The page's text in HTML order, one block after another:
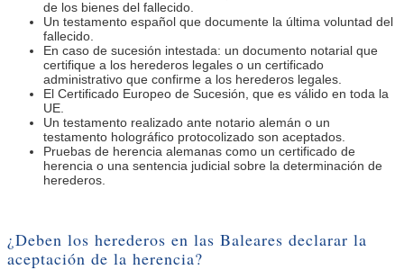
de los bienes del fallecido.
Un testamento español que documente la última voluntad del
fallecido.
En caso de sucesión intestada: un documento notarial que
certifique a los herederos legales o un certificado
administrativo que confirme a los herederos legales.
El Certificado Europeo de Sucesión, que es válido en toda la
UE.
Un testamento realizado ante notario alemán o un
testamento holográfico protocolizado son aceptados.
Pruebas de herencia alemanas como un certificado de
herencia o una sentencia judicial sobre la determinación de
herederos.
¿Deben los herederos en las Baleares declarar la
aceptación de la herencia?